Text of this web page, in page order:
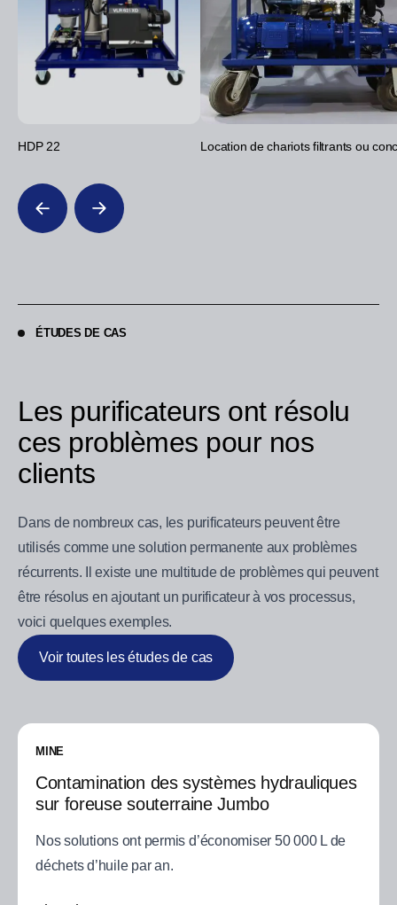
HDP 22 Location de chariots filtrants ou
ÉTUDES DE CAS
Les purificateurs ont résolu
ces problèmes pour nos
clients
Dans de nombreux cas, les purificateurs peuvent être
utilisés comme une solution permanente aux problèmes
récurrents. Il existe une multitude de problèmes qui peuvent
être résolus en ajoutant un purificateur à vos processus,
voici quelques exemples.
Voir toutes les études de cas
MINE
Contamination des systèmes hydrauliques
sur foreuse souterraine Jumbo
Nos solutions ont permis d’économiser 50 000 L de
déchets d’huile par an.